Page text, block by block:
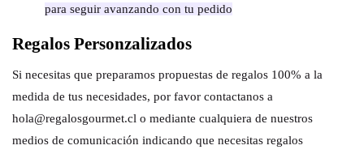
para seguir avanzando con tu pedido
Regalos Personzalizados
Si necesitas que preparamos propuestas de regalos 100% a la
medida de tus necesidades, por favor contactanos a
hola@regalosgourmet.cl o mediante cualquiera de nuestros
medios de comunicación indicando que necesitas regalos